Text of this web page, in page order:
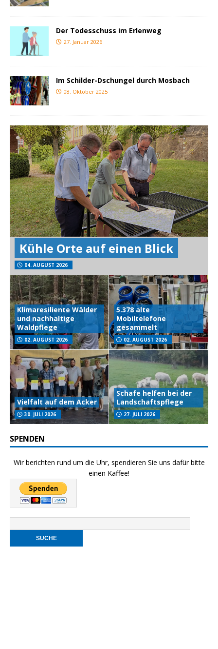
Der Todesschuss im Erlenweg
27. Januar 2026
Im Schilder-Dschungel durch Mosbach
08. Oktober 2025
Kühle Orte auf einen Blick
04. AUGUST 2026
Klimaresiliente Wälder
und nachhaltige
Waldpflege
02. AUGUST 2026
5.378 alte
Mobiltelefone
gesammelt
02. AUGUST 2026
Vielfalt auf dem Acker
30. JULI 2026
Schafe helfen bei der
Landschaftspflege
27. JULI 2026
SPENDEN
Wir berichten rund um die Uhr, spendieren Sie uns dafür bitte
einen Kaffee!